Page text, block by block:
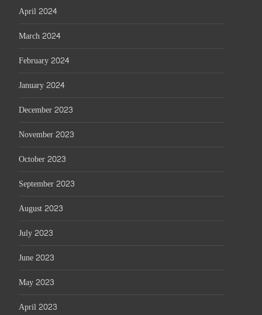
April 2024
March 2024
February 2024
January 2024
December 2023
November 2023
October 2023
September 2023
August 2023
July 2023
June 2023
May 2023
April 2023